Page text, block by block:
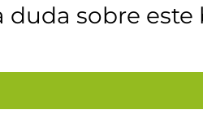
duda sobre